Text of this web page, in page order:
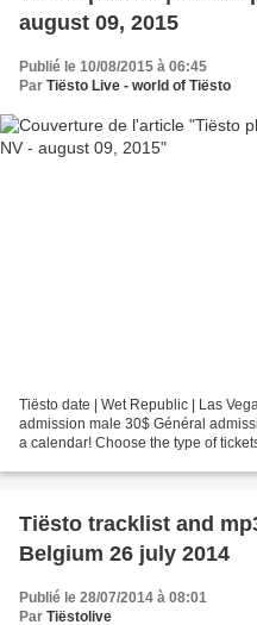
august 09, 2015
Publié le 10/08/2015 à 06:45
Par Tiësto Live - world of Tiësto
Tiësto date | Wet Republic | Las
admission male 30$ Général
a calendar! Choose the type of
Tiësto tracklist and
Belgium 26 july 2014
Publié le 28/07/2014 à 08:01
Par Tiëstolive